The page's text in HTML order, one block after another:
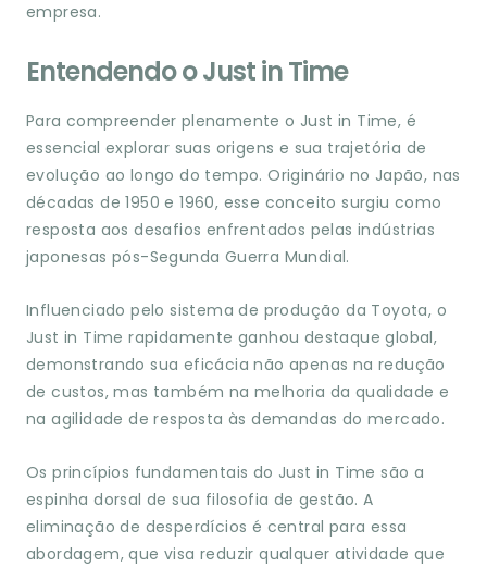
empresa.
Entendendo o Just in Time
Para compreender plenamente o Just in Time, é
essencial explorar suas origens e sua trajetória de
evolução ao longo do tempo. Originário no Japão, nas
décadas de 1950 e 1960, esse conceito surgiu como
resposta aos desafios enfrentados pelas indústrias
japonesas pós-Segunda Guerra Mundial.
Influenciado pelo sistema de produção da Toyota, o
Just in Time rapidamente ganhou destaque global,
demonstrando sua eficácia não apenas na redução
de custos, mas também na melhoria da qualidade e
na agilidade de resposta às demandas do mercado.
Os princípios fundamentais do Just in Time são a
espinha dorsal de sua filosofia de gestão. A
eliminação de desperdícios é central para essa
abordagem, que visa reduzir qualquer atividade que